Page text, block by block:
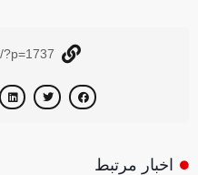
اخبار مرتبط